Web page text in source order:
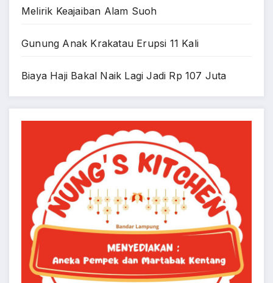
Melirik Keajaiban Alam Suoh
Gunung Anak Krakatau Erupsi 11 Kali
Biaya Haji Bakal Naik Lagi Jadi Rp 107 Juta